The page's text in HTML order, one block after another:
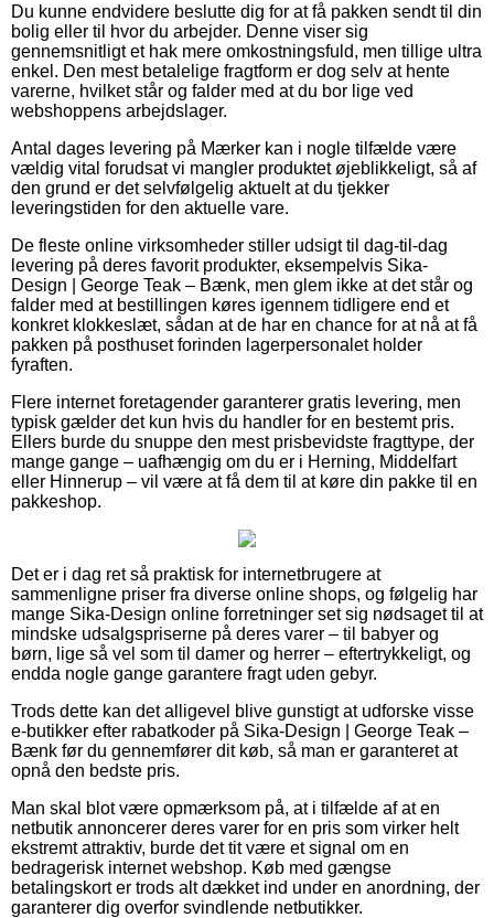
Du kunne endvidere beslutte dig for at få pakken sendt til din
bolig eller til hvor du arbejder. Denne viser sig
gennemsnitligt et hak mere omkostningsfuld, men tillige ultra
enkel. Den mest betalelige fragtform er dog selv at hente
varerne, hvilket står og falder med at du bor lige ved
webshoppens arbejdslager.
Antal dages levering på Mærker kan i nogle tilfælde være
vældig vital forudsat vi mangler produktet øjeblikkeligt, så af
den grund er det selvfølgelig aktuelt at du tjekker
leveringstiden for den aktuelle vare.
De fleste online virksomheder stiller udsigt til dag-til-dag
levering på deres favorit produkter, eksempelvis Sika-
Design | George Teak – Bænk, men glem ikke at det står og
falder med at bestillingen køres igennem tidligere end et
konkret klokkeslæt, sådan at de har en chance for at nå at få
pakken på posthuset forinden lagerpersonalet holder
fyraften.
Flere internet foretagender garanterer gratis levering, men
typisk gælder det kun hvis du handler for en bestemt pris.
Ellers burde du snuppe den mest prisbevidste fragttype, der
mange gange – uafhængig om du er i Herning, Middelfart
eller Hinnerup – vil være at få dem til at køre din pakke til en
pakkeshop.
Det er i dag ret så praktisk for internetbrugere at
sammenligne priser fra diverse online shops, og følgelig har
mange Sika-Design online forretninger set sig nødsaget til at
mindske udsalgspriserne på deres varer – til babyer og
børn, lige så vel som til damer og herrer – eftertrykkeligt, og
endda nogle gange garantere fragt uden gebyr.
Trods dette kan det alligevel blive gunstigt at udforske visse
e-butikker efter rabatkoder på Sika-Design | George Teak –
Bænk før du gennemfører dit køb, så man er garanteret at
opnå den bedste pris.
Man skal blot være opmærksom på, at i tilfælde af at en
netbutik annoncerer deres varer for en pris som virker helt
ekstremt attraktiv, burde det tit være et signal om en
bedragerisk internet webshop. Køb med gængse
betalingskort er trods alt dækket ind under en anordning, der
garanterer dig overfor svindlende netbutikker.